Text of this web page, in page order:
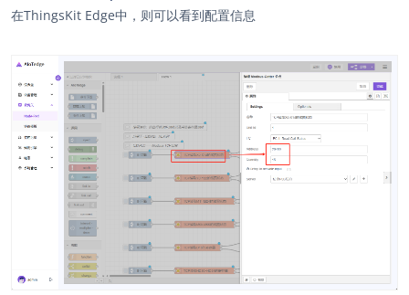
在ThingsKit Edge中，则可以看到配置信息